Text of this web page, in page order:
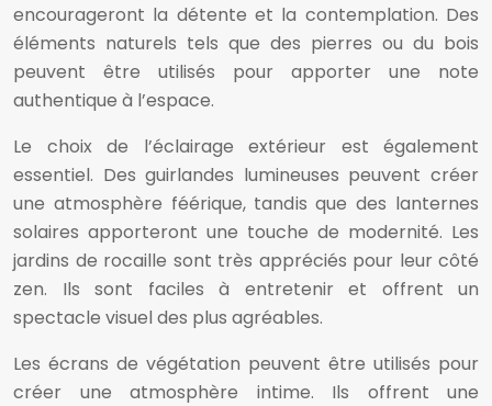
encourageront la détente et la contemplation. Des
éléments naturels tels que des pierres ou du bois
peuvent être utilisés pour apporter une note
authentique à l’espace.
Le choix de l’éclairage extérieur est également
essentiel. Des guirlandes lumineuses peuvent créer
une atmosphère féérique, tandis que des lanternes
solaires apporteront une touche de modernité. Les
jardins de rocaille sont très appréciés pour leur côté
zen. Ils sont faciles à entretenir et offrent un
spectacle visuel des plus agréables.
Les écrans de végétation peuvent être utilisés pour
créer une atmosphère intime. Ils offrent une